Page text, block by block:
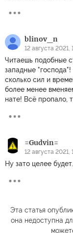
blinov_n
12 августа 2021,
Читаешь подобные
западные
сколько сил и
более менее
нате! Всё пропало,
=Gudvin=
12 августа 2021,
Ну зато целее будет.
Эта статья
она недоступна